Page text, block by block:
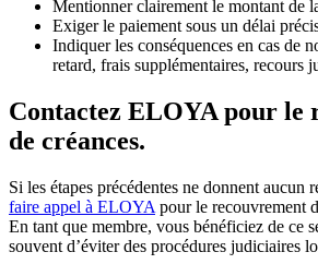
Mentionner clairement le montant de
Exiger le paiement sous un délai
Indiquer les conséquences en cas de
retard, frais supplémentaires, recours
Contactez ELOYA pour le
de créances.
Si les étapes précédentes ne donnent aucun
faire appel à ELOYA pour le recouvrement
En tant que membre, vous bénéficiez de ce
souvent d’éviter des procédures judiciaires